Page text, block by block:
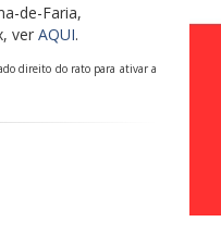
de-Faria,
ver AQUI.
direito do rato para ativar a